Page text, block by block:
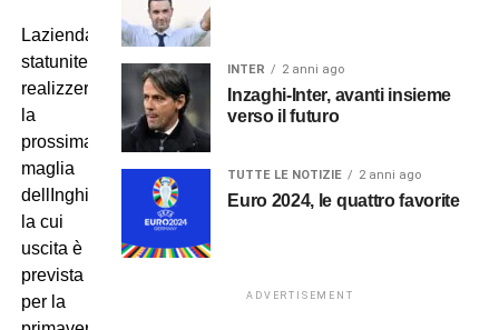
Lazienda
statunitense
realizzerà
la
prossima
maglia
dellInghilterra,
la cui
uscita è
prevista
per la
INTER 2 anni ago
Inzaghi-Inter, avanti insieme
verso il futuro
TUTTE LE NOTIZIE 2 anni ago
Euro 2024, le quattro favorite
ADVERTISEMENT